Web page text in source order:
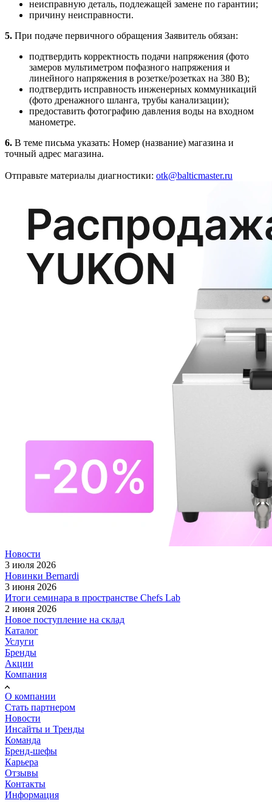
неисправную деталь, подлежащей замене по гарантии;
причину неисправности.
5. При подаче первичного обращения Заявитель обязан:
подтвердить корректность подачи напряжения (фото
замеров мультиметром пофазного напряжения и
линейного напряжения в розетке/розетках на 380 В);
подтвердить исправность инженерных коммуникаций
(фото дренажного шланга, трубы канализации);
предоставить фотографию давления воды на входном
манометре.
6. В теме письма указать: Номер (название) магазина и
точный адрес магазина.
Отправьте материалы диагностики: otk@balticmaster.ru
Новости
3 июля 2026
Новинки Bernardi
3 июня 2026
Итоги семинара в пространстве Chefs Lab
2 июня 2026
Новое поступление на склад
Каталог
Услуги
Бренды
Акции
Компания
О компании
Стать партнером
Новости
Инсайты и Тренды
Команда
Бренд-шефы
Карьера
Отзывы
Контакты
Информация